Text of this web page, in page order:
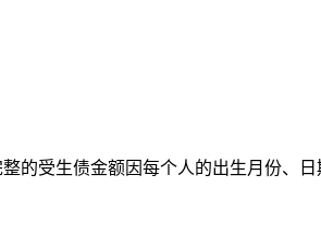
受生债金额因每个人的出生月份、